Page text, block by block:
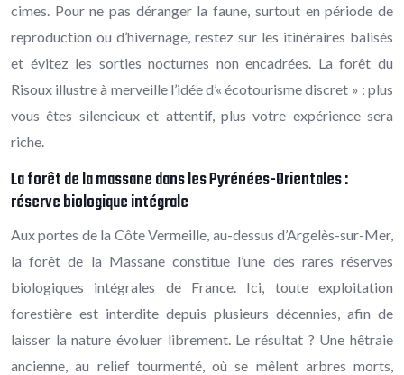
cimes. Pour ne pas déranger la faune, surtout en période de
reproduction ou d’hivernage, restez sur les itinéraires balisés
et évitez les sorties nocturnes non encadrées. La forêt du
Risoux illustre à merveille l’idée d’« écotourisme discret » : plus
vous êtes silencieux et attentif, plus votre expérience sera
riche.
La forêt de la massane dans les Pyrénées-Orientales :
réserve biologique intégrale
Aux portes de la Côte Vermeille, au-dessus d’Argelès-sur-Mer,
la forêt de la Massane constitue l’une des rares réserves
biologiques intégrales de France. Ici, toute exploitation
forestière est interdite depuis plusieurs décennies, afin de
laisser la nature évoluer librement. Le résultat ? Une hêtraie
ancienne, au relief tourmenté, où se mêlent arbres morts,